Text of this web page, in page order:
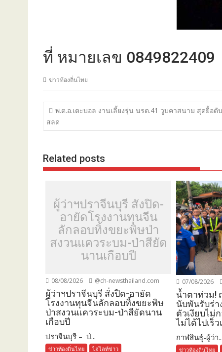
มายเลข 0849822409
ข่าวท้องถิ่นไทย
แนะแนว
เรื่อง
พ.ต.อ.เตะบอล งานเลี้ยงรุ่น นรต.41 วูบคาสนาม สุดยื้อดับ
สลด
Related posts
ผู้ว่าฯปราจีนบุรี สั่งปิด-
อายัดโรงงานทุนจีน
ลักลอบทิ้งขยะพิษป่า
สงวนแควระบม-ป่าสียัด
นานเกือบปี
08/08/2026 @ch-newsthailand.com
ผู้ว่าฯปราจีนบุรี สั่งปิด-อายัด
โรงงานทุนจีนลักลอบทิ้งขยะพิษ
ป่าสงวนแควระบม-ป่าสียัดนาน
เกือบปี
ปราจีนบุรี – ป่...
ข่าวท้องถิ่นไทย ไฮไลท์ข่าว
07/08/2026
น้ำตาท่วม!
นับพันรับร่า
ตัวเงียบไม่
ไม่ได้ไปเร็ว
กาฬสินธุ์-ผู้ว่า...
ข่าวท้องถิ่นไทย